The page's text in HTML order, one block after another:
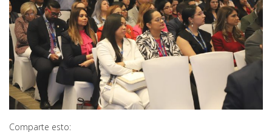
Comparte esto: